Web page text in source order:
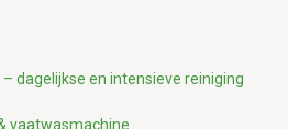
– dagelijkse en intensieve reiniging
vaatwasmachine